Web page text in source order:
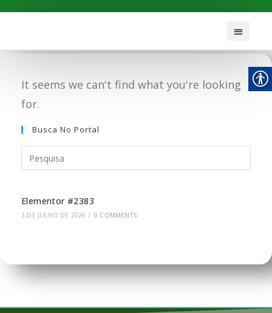
It seems we can't find what you're looking
for.
Busca No Portal
Elementor #2383
3 DE JULHO DE 2026 / 0 COMMENTS